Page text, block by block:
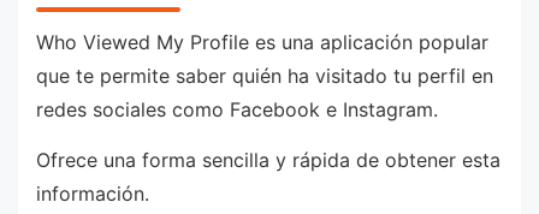
Who Viewed My Profile es una aplicación popular
que te permite saber quién ha visitado tu perfil en
redes sociales como Facebook e Instagram.
Ofrece una forma sencilla y rápida de obtener esta
información.